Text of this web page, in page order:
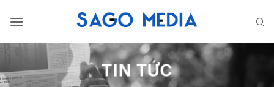
qua
dung
TIN TỨC